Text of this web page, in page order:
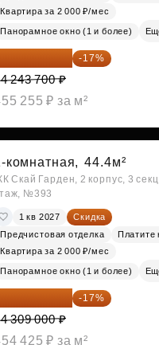
Квартира за 2 000 ₽/мес
Панорамное окно (1 и более)
20 122 271 ₽ -17%
243 700 ₽
255 ₽ за м²
комнатная, 44.4м²
Скай Гарден, 2 корпус, 3
№393
1 кв 2027
Скидка
Предчистовая отделка
Платите
Квартира за 2 000 ₽/мес
Панорамное окно (1 и более)
20 176 470 ₽ -17%
309 000 ₽
425 ₽ за м²